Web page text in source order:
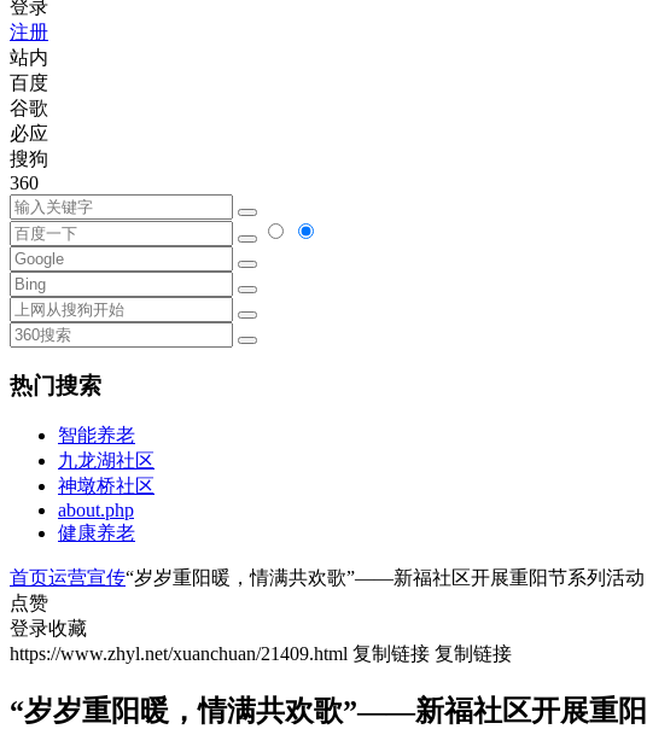
登录
注册
站内
百度
谷歌
必应
搜狗
360
热门搜索
智能养老
九龙湖社区
神墩桥社区
about.php
健康养老
首页运营宣传“岁岁重阳暖，情满共欢歌”——新福社区开展重阳节系列活动
点赞
登录收藏
https://www.zhyl.net/xuanchuan/21409.html 复制链接 复制链接
“岁岁重阳暖，情满共欢歌”——新福社区开展重